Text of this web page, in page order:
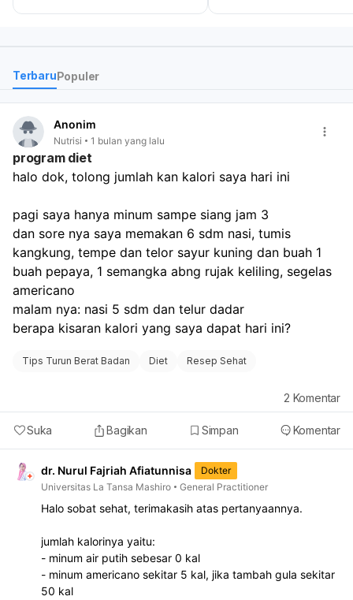
TerbaruPopuler
Anonim
Nutrisi 1 bulan yang lalu
program diet
halo dok, tolong jumlah kan kalori saya hari ini
pagi saya hanya minum sampe siang jam 3
dan sore nya saya memakan 6 sdm nasi, tumis
kangkung, tempe dan telor sayur kuning dan buah 1
buah pepaya, 1 semangka abng rujak keliling, segelas
americano
malam nya: nasi 5 sdm dan telur dadar
berapa kisaran kalori yang saya dapat hari ini?
Tips Turun Berat Badan Diet Resep Sehat
Suka Bagikan Simpan Komentar
2 Komentar
dr. Nurul Fajriah Afiatunnisa
Dokter
Universitas La Tansa Mashiro
General Practitioner
Halo sobat sehat, terimakasih atas pertanyaannya.
jumlah kalorinya yaitu:
- minum air putih sebesar 0 kal
- ⁠minum americano sekitar 5 kal, jika tambah gula sekitar
50 kal